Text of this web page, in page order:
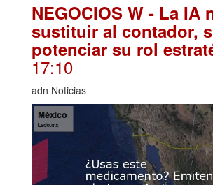
NEGOCIOS W - La IA
sustituir al contador,
potenciar su rol
17:10
adn Noticias